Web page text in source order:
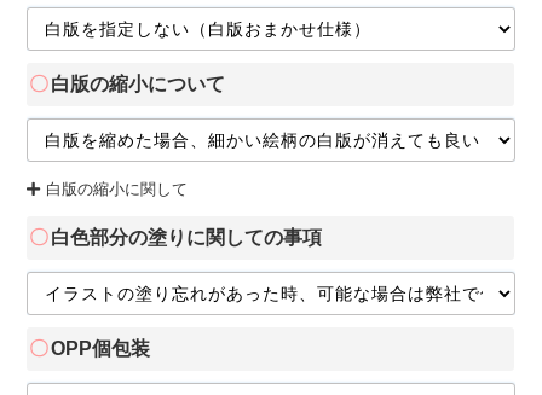
白版の縮小について
白版の縮小に関して
白色部分の塗りに関しての事項
OPP個包装